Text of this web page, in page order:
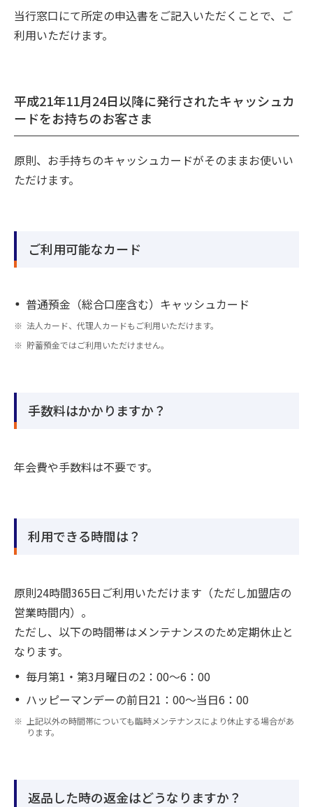
当行窓口にて所定の申込書をご記入いただくことで、ご
利用いただけます。
平成21年11月24日以降に発行されたキャッシュカ
ードをお持ちのお客さま
原則、お手持ちのキャッシュカードがそのままお使いい
ただけます。
ご利用可能なカード
普通預金（総合口座含む）キャッシュカード
法人カード、代理人カードもご利用いただけます。
貯蓄預金ではご利用いただけません。
手数料はかかりますか？
年会費や手数料は不要です。
利用できる時間は？
原則24時間365日ご利用いただけます（ただし加盟店の
営業時間内）。
ただし、以下の時間帯はメンテナンスのため定期休止と
なります。
毎月第1・第3月曜日の2：00～6：00
ハッピーマンデーの前日21：00～当日6：00
上記以外の時間帯についても臨時メンテナンスにより休止する場合があ
ります。
返品した時の返金はどうなりますか？